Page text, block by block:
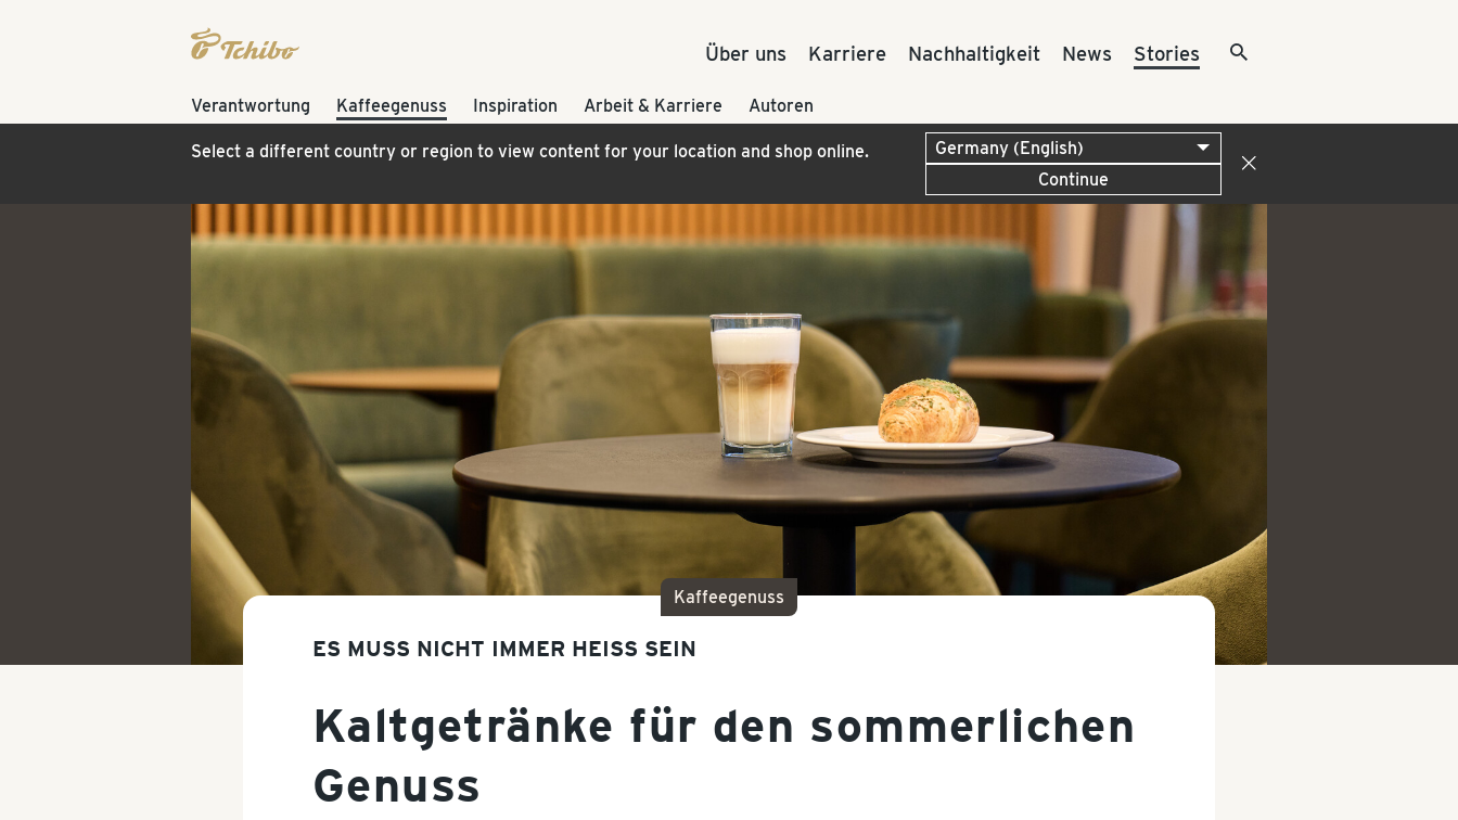
Über uns Karriere Nachhaltigkeit News Stories
Verantwortung Kaffeegenuss Inspiration Arbeit & Karriere Autoren
Select a different country or region to view content for your location and shop online.
Continue
Kaffeegenuss
ES MUSS NICHT IMMER HEISS SEIN
Kaltgetränke für den sommerlichen
Genuss